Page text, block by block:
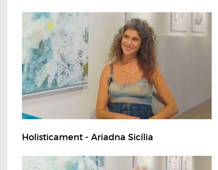
Holisticament - Ariadna Sicília